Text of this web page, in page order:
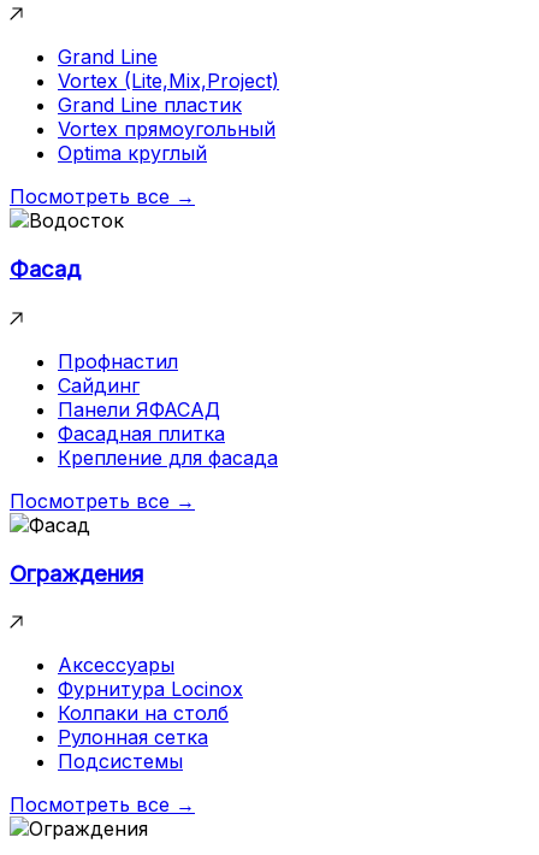
Grand Line
Vortex (Lite,Mix,Project)
Grand Line пластик
Vortex прямоугольный
Optima круглый
Посмотреть все →
Фасад
Профнастил
Сайдинг
Панели ЯФАСАД
Фасадная плитка
Крепление для фасада
Посмотреть все →
Ограждения
Аксессуары
Фурнитура Locinox
Колпаки на столб
Рулонная сетка
Подсистемы
Посмотреть все →